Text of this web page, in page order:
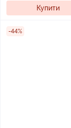
Купити
-44%